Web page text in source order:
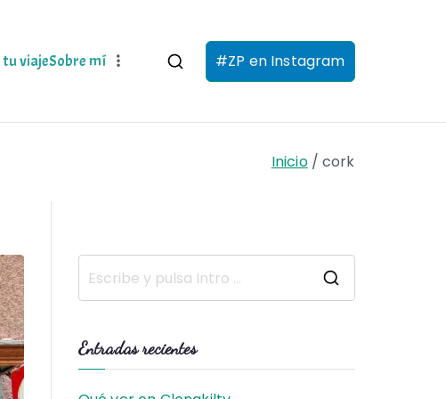
viajeSobre mí #ZP en Instagram
Inicio cork
Entradas recientes